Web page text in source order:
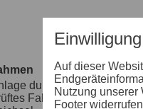
durch
Fahrgestell mit
Auf dieser
Nutzung unserer
Footer